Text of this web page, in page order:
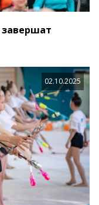
завершат
02.10.2025